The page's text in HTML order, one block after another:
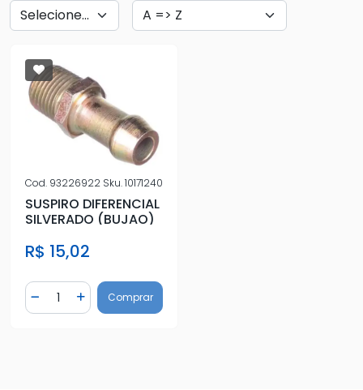
Cod. 93226922 Sku.10171240
SUSPIRO DIFERENCIAL
SILVERADO (BUJAO)
R$ 15,02
Diminuir Quantidade
Quantidade
Adicionar Quantidade
Comprar